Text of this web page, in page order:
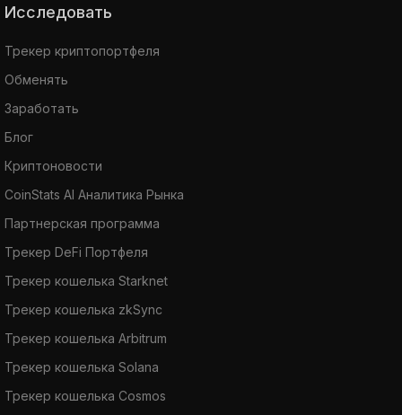
Исследовать
Трекер криптопортфеля
Обменять
Заработать
Блог
Криптоновости
CoinStats AI Аналитика Рынка
Партнерская программа
Трекер DeFi Портфеля
Трекер кошелька Starknet
Трекер кошелька zkSync
Трекер кошелька Arbitrum
Трекер кошелька Solana
Трекер кошелька Cosmos